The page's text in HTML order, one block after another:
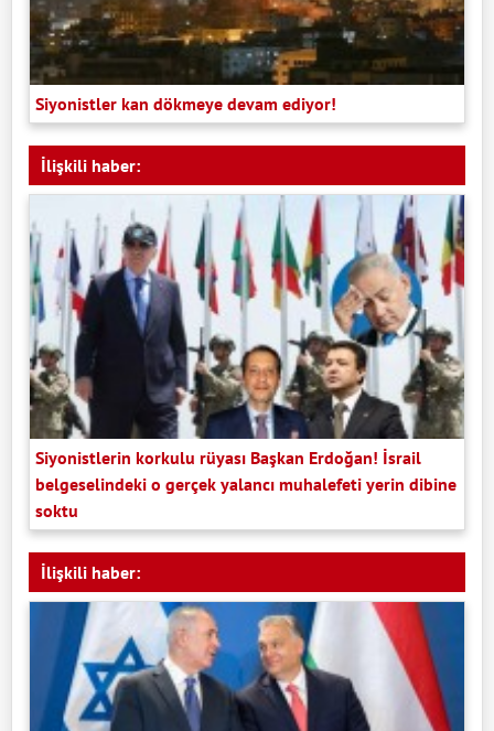
Siyonistler kan dökmeye devam ediyor!
İlişkili haber:
Siyonistlerin korkulu rüyası Başkan Erdoğan! İsrail
belgeselindeki o gerçek yalancı muhalefeti yerin dibine
soktu
İlişkili haber: